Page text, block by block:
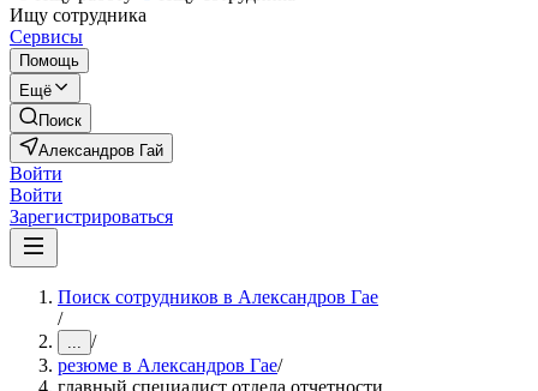
Ищу сотрудника
Сервисы
Помощь
Ещё
Поиск
Александров Гай
Войти
Войти
Зарегистрироваться
Поиск сотрудников в Александров Гае
/
... /
резюме в Александров Гае/
главный специалист отдела отчетности